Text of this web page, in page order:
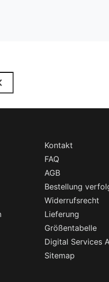
Kontakt
FAQ
AGB
Bestellung
Widerrufsrecht
Lieferung
Größentabelle
Digital Services
Sitemap